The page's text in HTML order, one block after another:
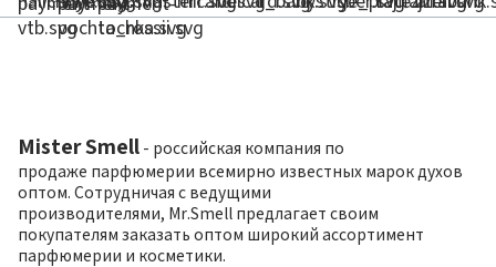
Mister Smell - российская компания по
продаже парфюмерии всемирно известных марок духов
оптом. Сотрудничая с ведущими
производителями, Mr.Smell предлагает своим
покупателям заказать оптом широкий ассортимент
парфюмерии и косметики.